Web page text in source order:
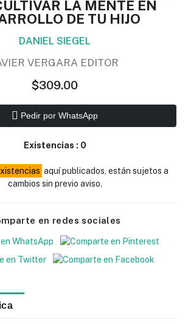
LA MENTE EN
DE TU HIJO
DANIEL SIEGEL
VERGARA EDITOR
$309.00
Pedir por WhatsApp
Existencias : 0
aquí publicados, están sujetos a
cambios sin previo aviso.
en redes sociales